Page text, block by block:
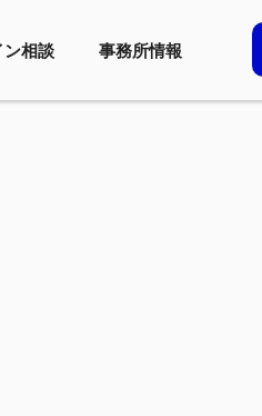
ン相談 事務所情報